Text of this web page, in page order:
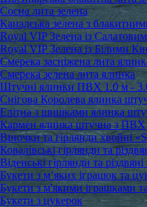
Сосна лита зелена
Канадська зелена з
Royal VIP Зелена із
Royal VIP Зелена із Білими
Смерека засніжена лита
Смерека зелена лита ялинка
Штучні ялинки ПВХ 1.0 м -
Снігова Королева ялинка
Елітна з шишками ялинка
Кармен ялинка штучна з ПВХ
Віночки та гірлянди хвойні
Ковалівські гірлянди та
Віденські гірлянди та
Букети з м’яких іграшок та
Букети з м'якими іграшками
Букети з цукерок